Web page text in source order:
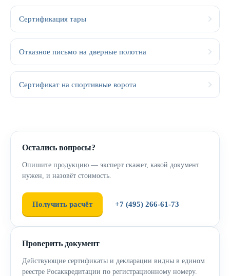
Сертификация тары
Отказное письмо на дверные полотна
Сертификат на спортивные ворота
Остались вопросы?
Опишите продукцию — эксперт скажет, какой документ
нужен, и назовёт стоимость.
Получить расчёт +7 (495) 266-61-73
Проверить документ
Действующие сертификаты и декларации видны в едином
реестре Росаккредитации по регистрационному номеру.